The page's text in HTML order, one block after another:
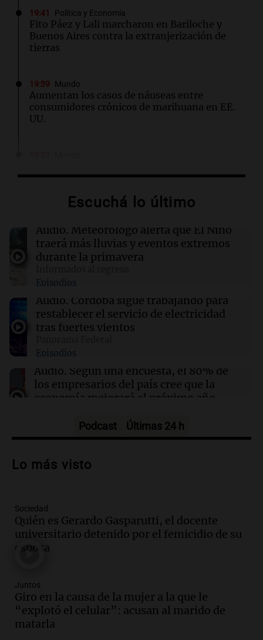
19:41 Política y Economía
Fito Páez y Lali marcharon en Bariloche y
Buenos Aires contra la extranjerización de
tierras
19:39 Mundo
Aumentan los casos de náuseas entre
consumidores crónicos de marihuana en EE.
UU.
en histórica visita a Ecuador
Trump firma órdenes para limitar el 'turismo
de nacimiento' y la ciudadanía automática
La joven Candela Arizaga testifica sobre su
relación con Facundo Moyano en medio de
acusaciones
Finalizan las lluvias en el AMBA: frío extremo
y mínimas de hasta 1 grado se esperan
Escuchá lo último
Audio. Meteorólogo alerta que El Niño
traerá más lluvias y eventos extremos
durante la primavera
Episodios
Audio. Córdoba sigue trabajando para
restablecer el servicio de electricidad
tras fuertes vientos
Episodios
Audio. Según una encuesta, el 80% de
los empresarios del país cree que la
economía mejorará el próximo año
Audio.Carolina Losada: "Faltó que el
ley de propiedad privada
Audio.
en Rosario contra la ley de Propiedad
Privada.
Viva la Radio Rosario
Audio.
la ley de Propiedad Privada debatida en
el Senado.
Viva la Radio Rosario
Podcast Últimas 24 h
Lo más visto
Sociedad
Quién es Gerardo Gasparutti, el docente
universitario detenido por el femicidio de su
esposa
Juntos
Giro en la causa de la mujer a la que le
“explotó el celular”: acusan al marido de
matarla